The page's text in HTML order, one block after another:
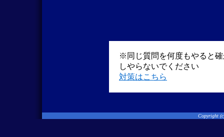
※同じ質問を何度もやると
しやらないでください
対策はこちら
Copyright (c)